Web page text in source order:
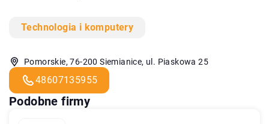
Technologia i komputery
Pomorskie, 76-200 Siemianice, ul. Piaskowa 25
48607135955
Podobne firmy